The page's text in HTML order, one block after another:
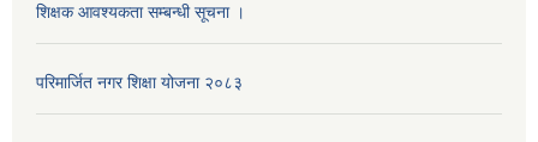
शिक्षक आवश्यकता सम्बन्धी सूचना ।
परिमार्जित नगर शिक्षा योजना २०८३